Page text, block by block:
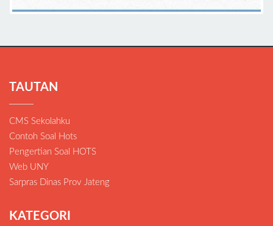
TAUTAN
CMS Sekolahku
Contoh Soal Hots
Pengertian Soal HOTS
Web UNY
Sarpras Dinas Prov Jateng
KATEGORI